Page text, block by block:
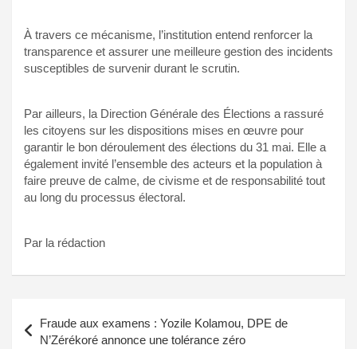
À travers ce mécanisme, l’institution entend renforcer la
transparence et assurer une meilleure gestion des incidents
susceptibles de survenir durant le scrutin.
Par ailleurs, la Direction Générale des Élections a rassuré
les citoyens sur les dispositions mises en œuvre pour
garantir le bon déroulement des élections du 31 mai. Elle a
également invité l’ensemble des acteurs et la population à
faire preuve de calme, de civisme et de responsabilité tout
au long du processus électoral.
Par la rédaction
de
Fraude aux examens : Yozile Kolamou, DPE de
N’Zérékoré annonce une tolérance zéro